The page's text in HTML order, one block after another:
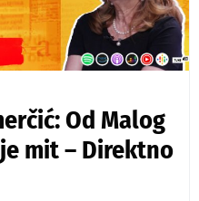
Od Malog
mit – Direktno